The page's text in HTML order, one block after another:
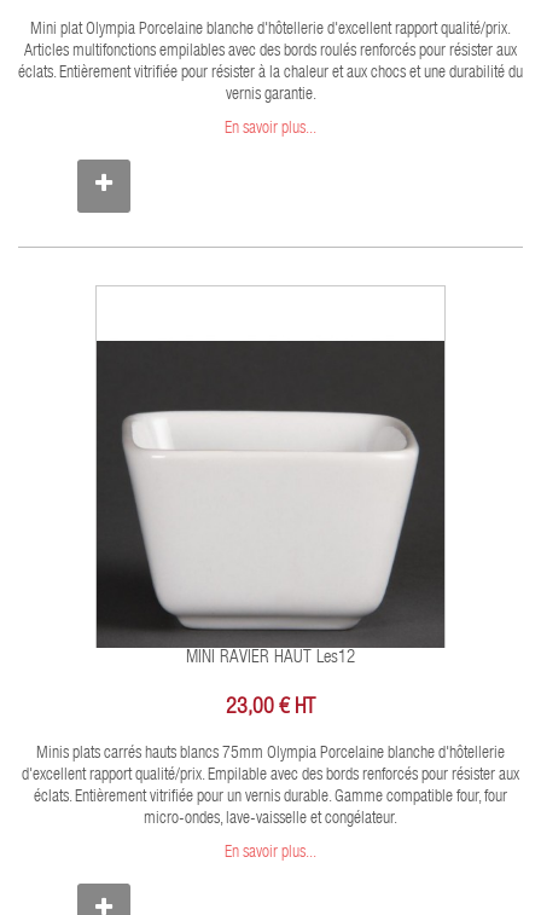
Mini plat Olympia Porcelaine blanche d'hôtellerie d'excellent rapport qualité/prix.
Articles multifonctions empilables avec des bords roulés renforcés pour résister aux
éclats. Entièrement vitrifiée pour résister à la chaleur et aux chocs et une durabilité du
vernis garantie.
En savoir plus...
MINI RAVIER HAUT Les12
23,00 € HT
Minis plats carrés hauts blancs 75mm Olympia Porcelaine blanche d'hôtellerie
d'excellent rapport qualité/prix. Empilable avec des bords renforcés pour résister aux
éclats. Entièrement vitrifiée pour un vernis durable. Gamme compatible four, four
micro-ondes, lave-vaisselle et congélateur.
En savoir plus...